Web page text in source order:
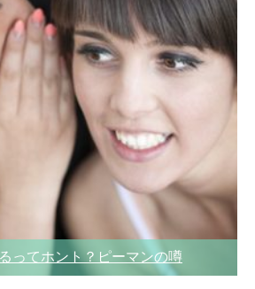
ってホント？ピーマンの噂